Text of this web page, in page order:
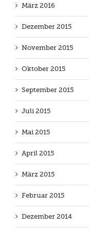
März 2016
Dezember 2015
November 2015
Oktober 2015
September 2015
Juli 2015
Mai 2015
April 2015
März 2015
Februar 2015
Dezember 2014